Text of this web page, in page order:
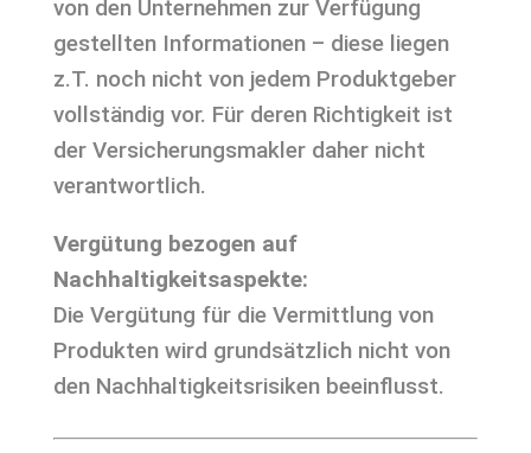
von den Unternehmen zur Verfügung
gestellten Informationen – diese liegen
z.T. noch nicht von jedem Produktgeber
vollständig vor. Für deren Richtigkeit ist
der Versicherungsmakler daher nicht
verantwortlich.
Vergütung bezogen auf
Nachhaltigkeitsaspekte:
Die Vergütung für die Vermittlung von
Produkten wird grundsätzlich nicht von
den Nachhaltigkeitsrisiken beeinflusst.